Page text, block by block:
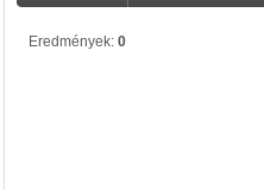
Eredmények: 0